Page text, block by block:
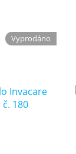
Vyprodáno